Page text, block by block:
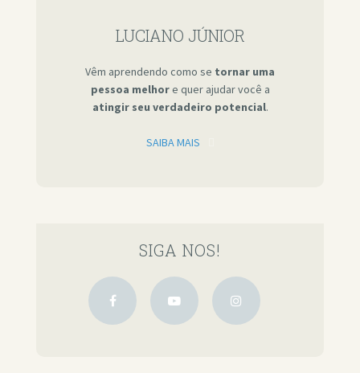
LUCIANO JÚNIOR
Vêm aprendendo como se tornar uma
pessoa melhore quer ajudar você a
atingir seu verdadeiro potencial.
SAIBA MAIS
SIGA NOS!